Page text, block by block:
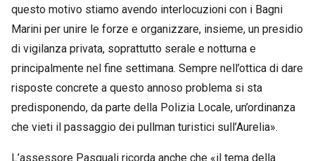
questo motivo stiamo avendo interlocuzioni con i Bagni
Marini per unire le forze e organizzare, insieme, un presidio
di vigilanza privata, soprattutto serale e notturna e
principalmente nel fine settimana. Sempre nell’ottica di dare
risposte concrete a questo annoso problema si sta
predisponendo, da parte della Polizia Locale, un’ordinanza
che vieti il passaggio dei pullman turistici sull’Aurelia».
L’assessore Pasquali ricorda anche che «il tema della